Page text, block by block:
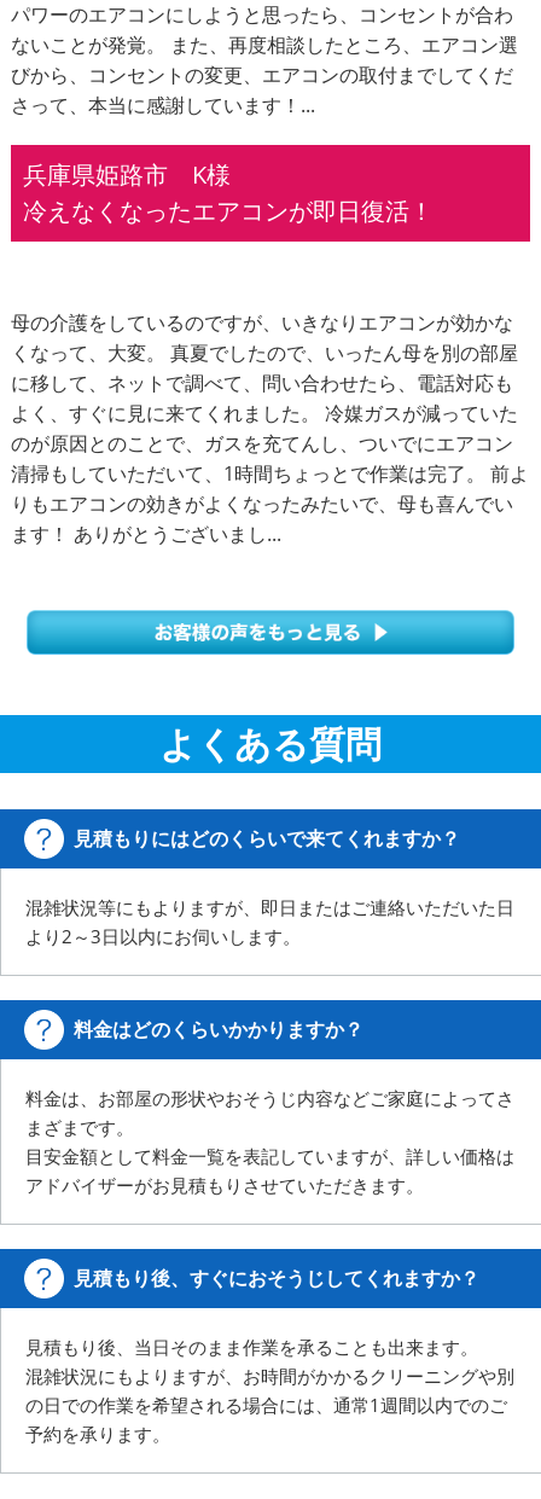
パワーのエアコンにしようと思ったら、コンセントが合わ
ないことが発覚。 また、再度相談したところ、エアコン選
びから、コンセントの変更、エアコンの取付までしてくだ
さって、本当に感謝しています！...
兵庫県姫路市 K様
冷えなくなったエアコンが即日復活！
母の介護をしているのですが、いきなりエアコンが効かな
くなって、大変。 真夏でしたので、いったん母を別の部屋
に移して、ネットで調べて、問い合わせたら、電話対応も
よく、すぐに見に来てくれました。 冷媒ガスが減っていた
のが原因とのことで、ガスを充てんし、ついでにエアコン
清掃もしていただいて、1時間ちょっとで作業は完了。 前よ
りもエアコンの効きがよくなったみたいで、母も喜んでい
ます！ ありがとうございまし...
よくある質問
見積もりにはどのくらいで来てくれますか？
混雑状況等にもよりますが、即日またはご連絡いただいた日
より2～3日以内にお伺いします。
料金はどのくらいかかりますか？
料金は、お部屋の形状やおそうじ内容などご家庭によってさ
まざまです。
目安金額として料金一覧を表記していますが、詳しい価格は
アドバイザーがお見積もりさせていただきます。
見積もり後、すぐにおそうじしてくれますか？
見積もり後、当日そのまま作業を承ることも出来ます。
混雑状況にもよりますが、お時間がかかるクリーニングや別
の日での作業を希望される場合には、 通常1週間以内でのご
予約を承ります。